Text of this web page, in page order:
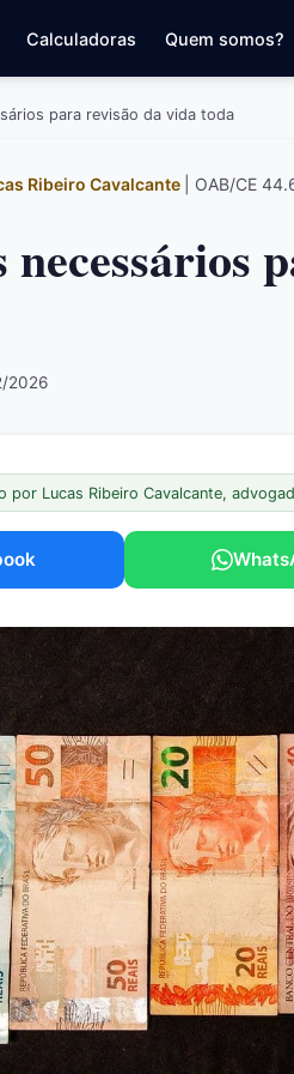
Calculadoras Quem somos?
para revisão da vida toda
Ribeiro Cavalcante | OAB/CE
2026
por Lucas Ribeiro Cavalcante,